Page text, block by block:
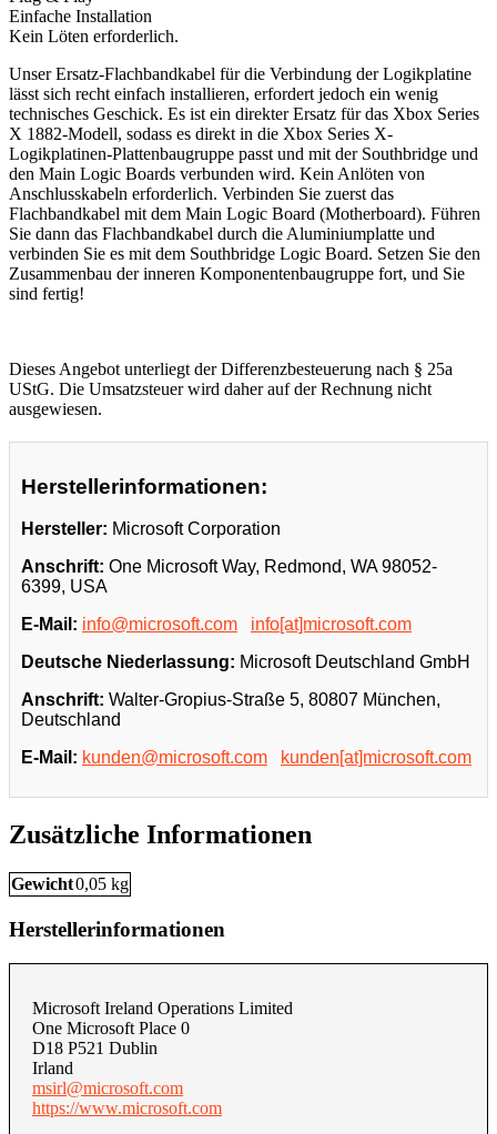
Einfache Installation
Kein Löten erforderlich.
Unser Ersatz-Flachbandkabel für die Verbindung der Logikplatine
lässt sich recht einfach installieren, erfordert jedoch ein wenig
technisches Geschick. Es ist ein direkter Ersatz für das Xbox Series
X 1882-Modell, sodass es direkt in die Xbox Series X-
Logikplatinen-Plattenbaugruppe passt und mit der Southbridge und
den Main Logic Boards verbunden wird. Kein Anlöten von
Anschlusskabeln erforderlich. Verbinden Sie zuerst das
Flachbandkabel mit dem Main Logic Board (Motherboard). Führen
Sie dann das Flachbandkabel durch die Aluminiumplatte und
verbinden Sie es mit dem Southbridge Logic Board. Setzen Sie den
Zusammenbau der inneren Komponentenbaugruppe fort, und Sie
sind fertig!
Dieses Angebot unterliegt der Differenzbesteuerung nach § 25a
UStG. Die Umsatzsteuer wird daher auf der Rechnung nicht
ausgewiesen.
Herstellerinformationen:
Hersteller: Microsoft Corporation
Anschrift: One Microsoft Way, Redmond, WA 98052-
6399, USA
E-Mail: info@microsoft.com
info[at]microsoft.com
Deutsche Niederlassung: Microsoft Deutschland GmbH
Anschrift: Walter-Gropius-Straße 5, 80807 München,
Deutschland
E-Mail: kunden@microsoft.com kunden[at]microsoft.com
Zusätzliche Informationen
Gewicht0,05 kg
Herstellerinformationen
Microsoft Ireland Operations Limited
One Microsoft Place 0
D18 P521 Dublin
Irland
msirl@microsoft.com
https://www.microsoft.com